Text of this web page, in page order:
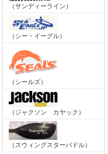
（サンディーライン）
（シー・イーグル）
（シールズ）
（ジャクソン カヤック）
（スウィングスターパドル）